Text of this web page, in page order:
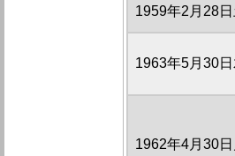
1959年2月28日
1963年5月30日
1962年4月30日